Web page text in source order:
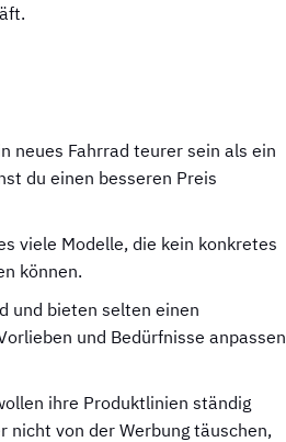
neues Fahrrad teurer sein als ein
du einen besseren Preis
viele Modelle, die kein konkretes
können.
und bieten selten einen
und Bedürfnisse anpassen
ihre Produktlinien ständig
nicht von der Werbung täuschen,